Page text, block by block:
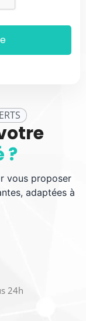
?
vous proposer
adaptées à
24h